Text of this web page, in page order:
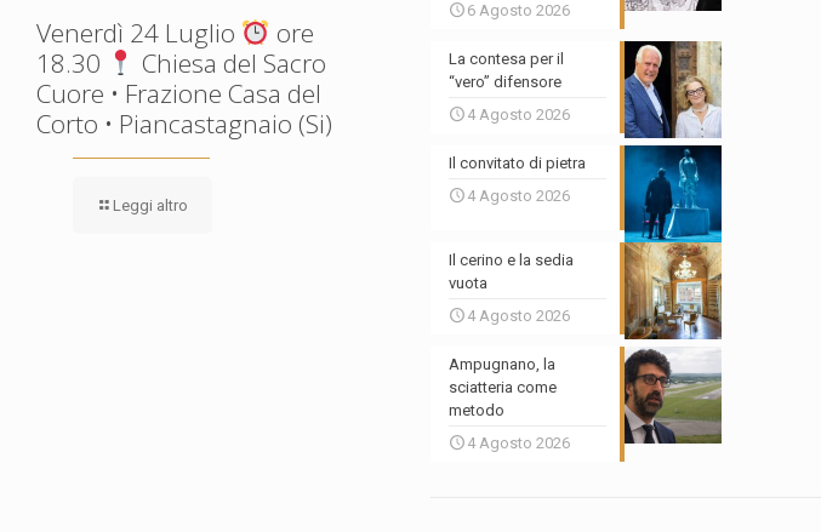
Venerdì 24 Luglio
ore
18.30
Chiesa del Sacro
Cuore • Frazione Casa del
Corto • Piancastagnaio (Si)
Leggi altro
6 Agosto 2026
La contesa per il
“vero” difensore
4 Agosto 2026
Il convitato di pietra
4 Agosto 2026
Il cerino e la sedia
vuota
4 Agosto 2026
Ampugnano, la
sciatteria come
metodo
4 Agosto 2026